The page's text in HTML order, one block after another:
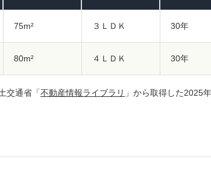
75m² ３ＬＤＫ 30年
80m² ４ＬＤＫ 30年
交通省「不動産情報ライブラリ 」から取得した2025